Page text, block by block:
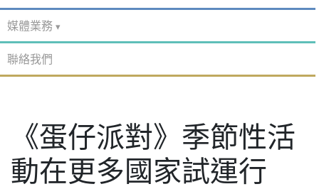
媒體業務
聯絡我們
《蛋仔派對》季節性活
動在更多國家試運行